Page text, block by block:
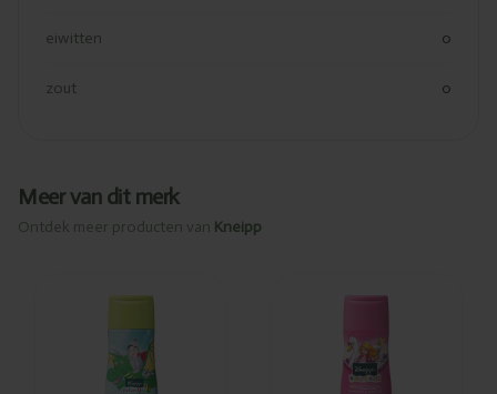
eiwitten 0
zout 0
Meer van dit merk
Ontdek meer producten van Kneipp
Toegevoegd
shampoo &
douche
drakenfruit
200ml
Toegevoegd
zeemeermin
200ml